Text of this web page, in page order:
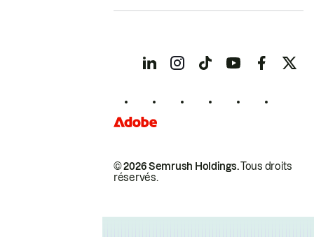
© 2026 Semrush Holdings.Tous droits
réservés.